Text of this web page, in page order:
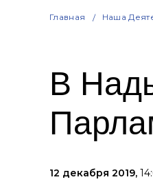
Главная Наша
В
12 декабря 2019,